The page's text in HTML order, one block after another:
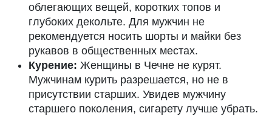
облегающих вещей, коротких топов и
глубоких декольте. Для мужчин не
рекомендуется носить шорты и майки без
рукавов в общественных местах.
Курение: Женщины в Чечне не курят.
Мужчинам курить разрешается, но не в
присутствии старших. Увидев мужчину
старшего поколения, сигарету лучше убрать.